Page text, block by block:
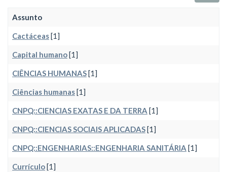
Assunto
Cactáceas[1]
Capital humano[1]
CIÊNCIAS HUMANAS[1]
Ciências humanas[1]
CNPQ::CIENCIAS EXATAS E DA TERRA [1]
CNPQ::CIENCIAS SOCIAIS APLICADAS[1]
CNPQ::ENGENHARIAS::ENGENHARIA SANITÁRIA [1]
Currículo[1]